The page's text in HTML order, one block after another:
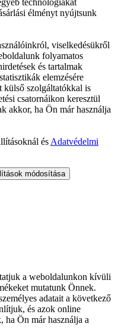
élményt nyújtsunk
viselkedésükről
folyamatos
és tartalmak
elemzésére
külső szolgáltatókkal is
csatornáikon keresztül
akkor, ha Ön már használja
és Adatvédelmi
módosítása
a weboldalunkon kívüli
mutatunk Önnek.
adatait a következő
és azok online
ha Ön már használja a